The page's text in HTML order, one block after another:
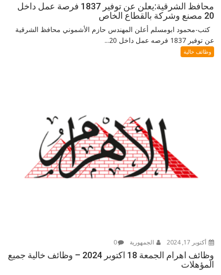
محافظ الشرقية:يعلن عن توفير 1837 فرصة عمل داخل
20 مصنع وشركة بالقطاع الخاص
كتب-محمود ابومسلم أعلن المهندس حازم الأشموني محافظ الشرقية
عن توفير 1837 فرصه عمل داخل 20...
وظائف خالية
أكتوبر 17, 2024 الجمهورية 0
وظائف اهرام الجمعة 18 اكتوبر 2024 – وظائف خالية جميع
المؤهلات